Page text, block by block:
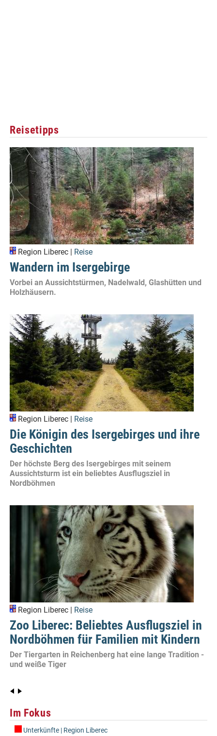
Reisetipps
Region Liberec | Reise
Wandern im Isergebirge
Vorbei an Aussichtstürmen, Nadelwald, Glashütten und
Holzhäusern.
Region Liberec | Reise
Die Königin des Isergebirges und ihre
Geschichten
Der höchste Berg des Isergebirges mit seinem
Aussichtsturm ist ein beliebtes Ausflugsziel in
Nordböhmen
Region Liberec | Reise
Zoo Liberec: Beliebtes Ausflugsziel in
Nordböhmen für Familien mit Kindern
Der Tiergarten in Reichenberg hat eine lange Tradition -
und weiße Tiger
Im Fokus
Unterkünfte | Region Liberec